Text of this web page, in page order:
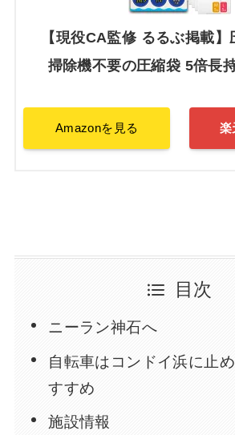
【現役CA監修 るるぶ掲載
掃除機不要の圧縮袋 5倍長
Amazonを見る 楽
目次
ニーラン神石へ
自転車はコンドイ浜に止
すすめ
施設情報